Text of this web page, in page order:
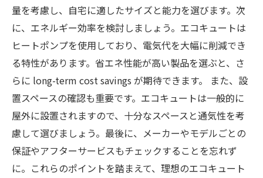
量を考慮し、自宅に適したサイズと能力を選びます。次
に、エネルギー効率を検討しましょう。エコキュートは
ヒートポンプを使用しており、電気代を大幅に削減でき
る特性があります。省エネ性能が高い製品を選ぶと、さ
らに long-term cost savings が期待できます。 また、設
置スペースの確認も重要です。エコキュートは一般的に
屋外に設置されますので、十分なスペースと通気性を考
慮して選びましょう。最後に、メーカーやモデルごとの
保証やアフターサービスもチェックすることを忘れず
に。これらのポイントを踏まえて、理想のエコキュート